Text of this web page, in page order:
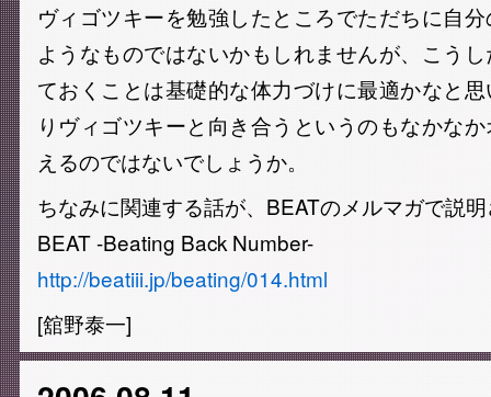
ヴィゴツキーを勉強したところでただちに自
ようなものではないかもしれませんが、こう
ておくことは基礎的な体力づけに最適かなと
りヴィゴツキーと向き合うというのもなかな
えるのではないでしょうか。
ちなみに関連する話が、BEATのメルマガで説
BEAT -Beating Back Number-
http://beatiii.jp/beating/014.html
[舘野泰一]